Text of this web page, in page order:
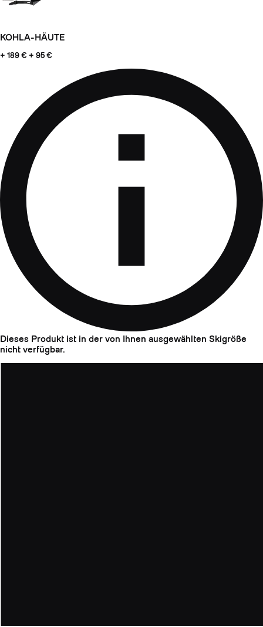
KOHLA-HÄUTE
+ 189 € + 95 €
Dieses Produkt ist in der von Ihnen ausgewählten Skigröße
nicht verfügbar.